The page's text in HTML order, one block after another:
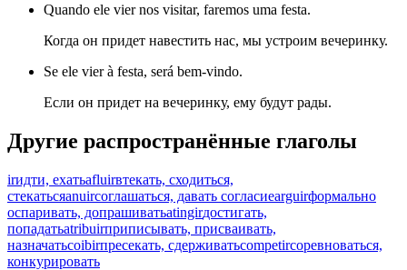
Quando ele vier nos visitar, faremos uma festa.
Когда он придет навестить нас, мы устроим вечеринку.
Se ele vier à festa, será bem-vindo.
Если он придет на вечеринку, ему будут рады.
Другие распространённые глаголы
irидти, ехатьafluirвтекать, сходиться,
стекатьсяanuirсоглашаться, давать согласиеarguirформально
оспаривать, допрашиватьatingirдостигать,
попадатьatribuirприписывать, присваивать,
назначатьcoibirпресекать, сдерживатьcompetirсоревноваться,
конкурировать